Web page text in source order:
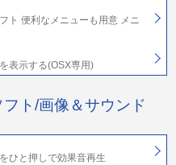
ト 便利なメニューも用意 メニ
表示する(OSX専用)
ト/画像＆サウンド
ひと押しで効果音再生